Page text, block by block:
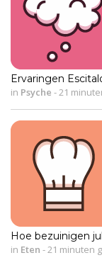
Ervaringen
in Psyche -21
Hoe bezuinigen
in Eten -21 minuten